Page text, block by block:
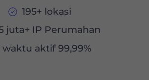
195+ lokasi
juta+ IP Perumahan
waktu aktif 99,99%